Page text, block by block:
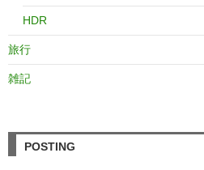
HDR
旅行
雑記
POSTING